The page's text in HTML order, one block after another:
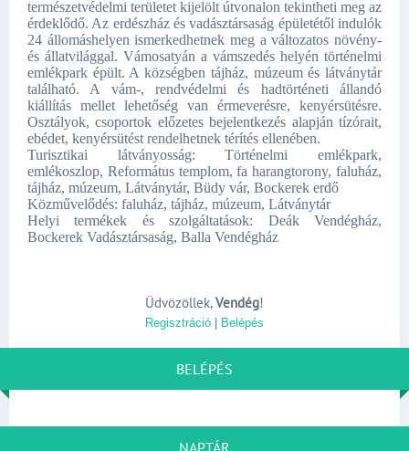
természetvédelmi területet kijelölt útvonalon tekintheti meg az
érdeklődő. Az erdészház és vadásztársaság épületétől indulók
24 állomáshelyen ismerkedhetnek meg a változatos növény-
és állatvilággal. Vámosatyán a vámszedés helyén történelmi
emlékpark épült. A községben tájház, múzeum és látványtár
található. A vám-, rendvédelmi és hadtörténeti állandó
kiállítás mellet lehetőség van érmeverésre, kenyérsütésre.
Osztályok, csoportok előzetes bejelentkezés alapján tízórait,
ebédet, kenyérsütést rendelhetnek térítés ellenében.
Turisztikai látványosság: Történelmi emlékpark,
emlékoszlop, Református templom, fa harangtorony, faluház,
tájház, múzeum, Látványtár, Büdy vár, Bockerek erdő
Közművelődés: faluház, tájház, múzeum, Látványtár
Helyi termékek és szolgáltatások: Deák Vendégház,
Bockerek Vadásztársaság, Balla Vendégház
Üdvözöllek,Vendég!
Regisztráció Belépés
BELÉPÉS
NAPTÁR